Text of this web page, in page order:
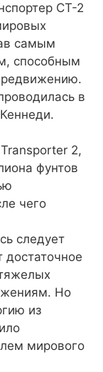
CT-2
самым
способным
в
2,
фунтов
чего
следует
достаточное
Но
из
мирового